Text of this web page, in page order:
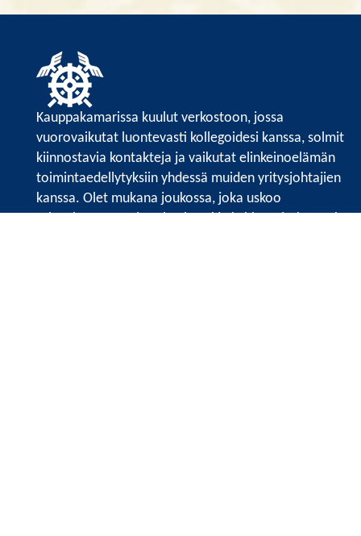
Kauppakamarissa kuulut verkostoon, jossa
vuorovaikutat luontevasti kollegoidesi kanssa, solmit
kiinnostavia kontakteja ja vaikutat elinkeinoelämän
toimintaedellytyksiin yhdessä muiden yritysjohtajien
kanssa. Olet mukana joukossa, joka uskoo